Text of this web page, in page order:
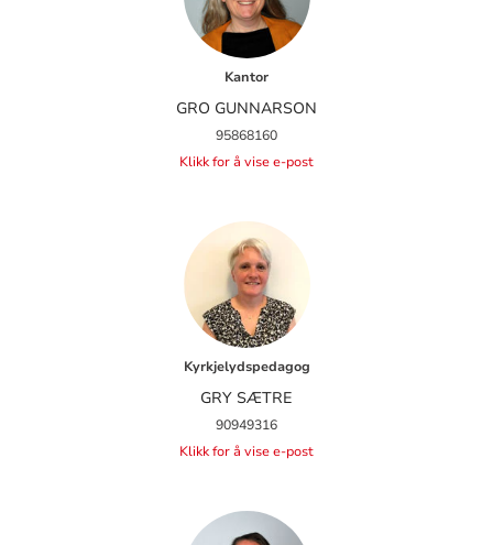
Kantor
GRO GUNNARSON
95868160
Klikk for å vise e-post
Kyrkjelydspedagog
GRY SÆTRE
90949316
Klikk for å vise e-post